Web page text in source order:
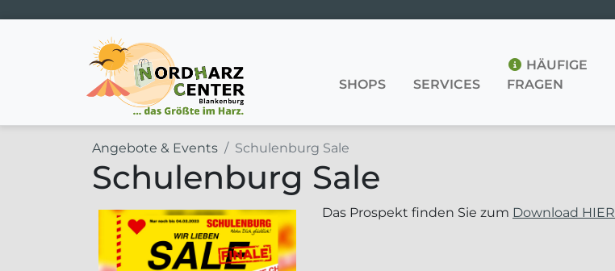
Hauptnavigation SHOPS SERVICES
HÄUFIGE
FRAGEN
Angebote & Events Schulenburg Sale
Schulenburg Sale
Das Prospekt finden Sie zum Download HIER